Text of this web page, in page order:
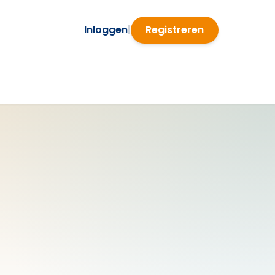
Inloggen| Registreren